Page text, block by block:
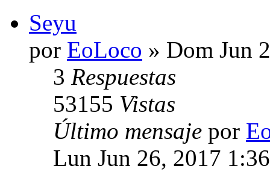
Seyu
por EoLoco » Dom Jun
3 Respuestas
53155 Vistas
Último mensaje por
Lun Jun 26, 2017